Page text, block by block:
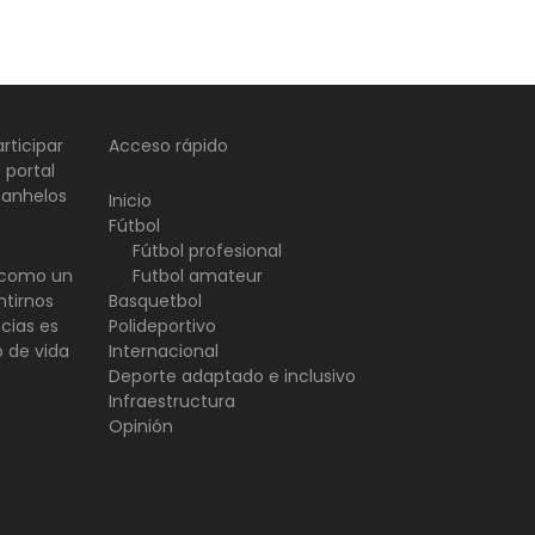
portal
un
es
de vida
Acceso rápido
Inicio
Fútbol
Fútbol profesional
Futbol amateur
Basquetbol
Polideportivo
Internacional
Deporte adaptado e inclusivo
Infraestructura
Opinión